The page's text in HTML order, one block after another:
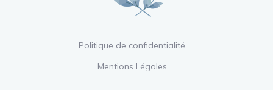
Politique de confidentialité
Mentions Légales